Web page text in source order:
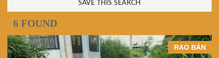
SAVE THIS SEARCH
6 FOUND
RAO BÁN